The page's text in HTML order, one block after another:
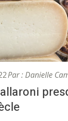
Par : Danielle